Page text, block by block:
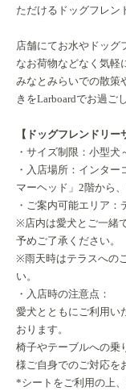
ただけるドッグフレン
店舗にてお水やドッグ
なお荷物などなく気軽
みなとみらいでの散策
きをLarboardでお過ご
【ドッグフレンドリー
・サイズ制限：小型犬
・入店場所：インタ
マーヘッド」2階から
・ご案内可能エリア：
※店内は愛犬とご一緒
予めご了承ください。
※雨天時はテラスへの
い。
・入店時の注意点：
愛犬とともにご利用い
おります。
椅子やテーブルへの乗
様ご自身でのご対応を
*シートをご利用の上